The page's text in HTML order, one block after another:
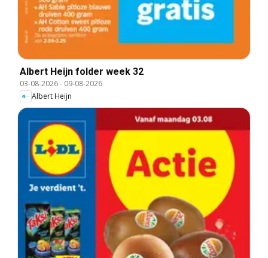
Albert Heijn folder week 32
03-08-2026- 09-08-2026
Albert Heijn